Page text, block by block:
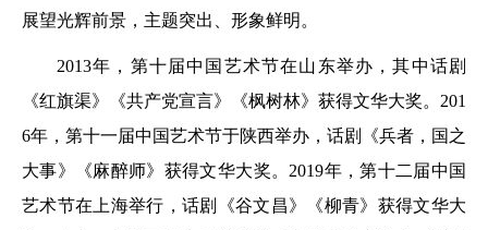
展望光辉前景，主题突出、形象鲜明。
2013年，第十届中国艺术节在山东举办，其中话剧
《红旗渠》《共产党宣言》《枫树林》获得文华大奖。201
6年，第十一届中国艺术节于陕西举办，话剧《兵者，国之
大事》《麻醉师》获得文华大奖。2019年，第十二届中国
艺术节在上海举行，话剧《谷文昌》《柳青》获得文华大